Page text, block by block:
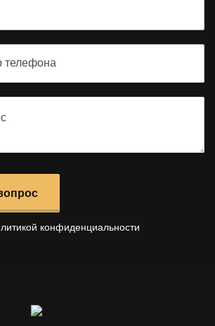
конфиденциальности